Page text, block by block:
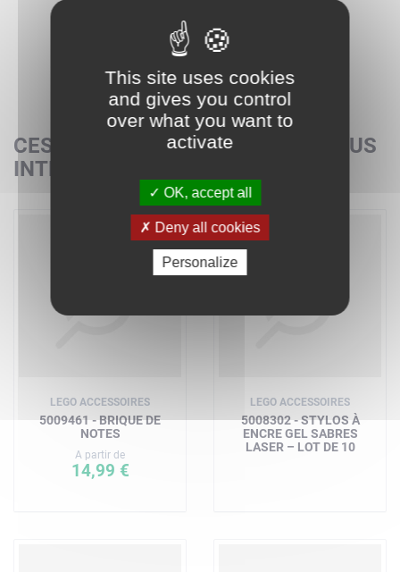
CES SETS POURRAIENT AUSSI VOUS
INTÉRESSER
LEGO ACCESSOIRES
5009461 - BRIQUE DE
NOTES
A partir de
14,99 €
LEGO ACCESSOIRES
5008302 - STYLOS À
ENCRE GEL SABRES
LASER – LOT DE 10
This site uses cookies
and gives you control
over what you want to
activate
OK, accept all
Deny all cookies
Personalize